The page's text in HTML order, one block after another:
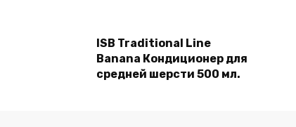
ISB Traditional Line
Banana Кондиционер для
средней шерсти 500 мл.